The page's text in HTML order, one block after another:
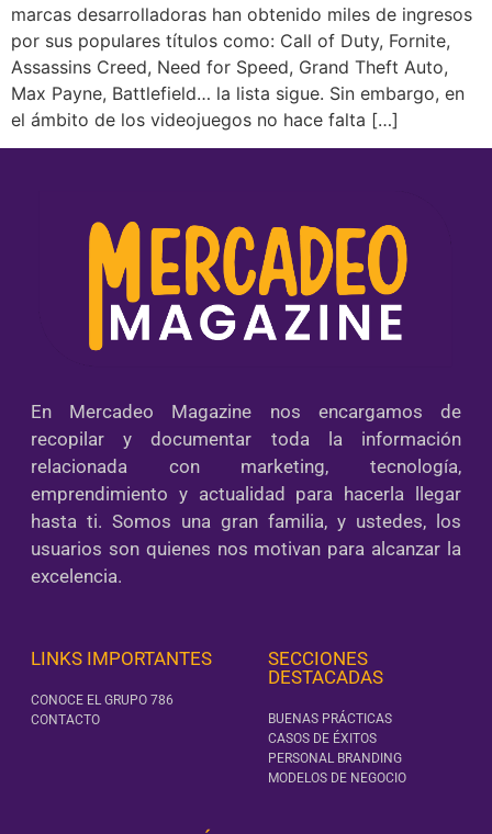
marcas desarrolladoras han obtenido miles de ingresos
por sus populares títulos como: Call of Duty, Fornite,
Assassins Creed, Need for Speed, Grand Theft Auto,
Max Payne, Battlefield… la lista sigue. Sin embargo, en
el ámbito de los videojuegos no hace falta […]
En Mercadeo Magazine nos encargamos de
recopilar y documentar toda la información
relacionada con marketing, tecnología,
emprendimiento y actualidad para hacerla llegar
hasta ti. Somos una gran familia, y ustedes, los
usuarios son quienes nos motivan para alcanzar la
excelencia.
LINKS IMPORTANTES
CONOCE EL GRUPO 786
CONTACTO
SECCIONES
DESTACADAS
BUENAS PRÁCTICAS
CASOS DE ÉXITOS
PERSONAL BRANDING
MODELOS DE NEGOCIO